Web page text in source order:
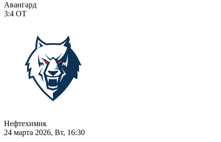
Авангард
3:4 ОТ
Нефтехимик
24 марта 2026, Вт, 16:30